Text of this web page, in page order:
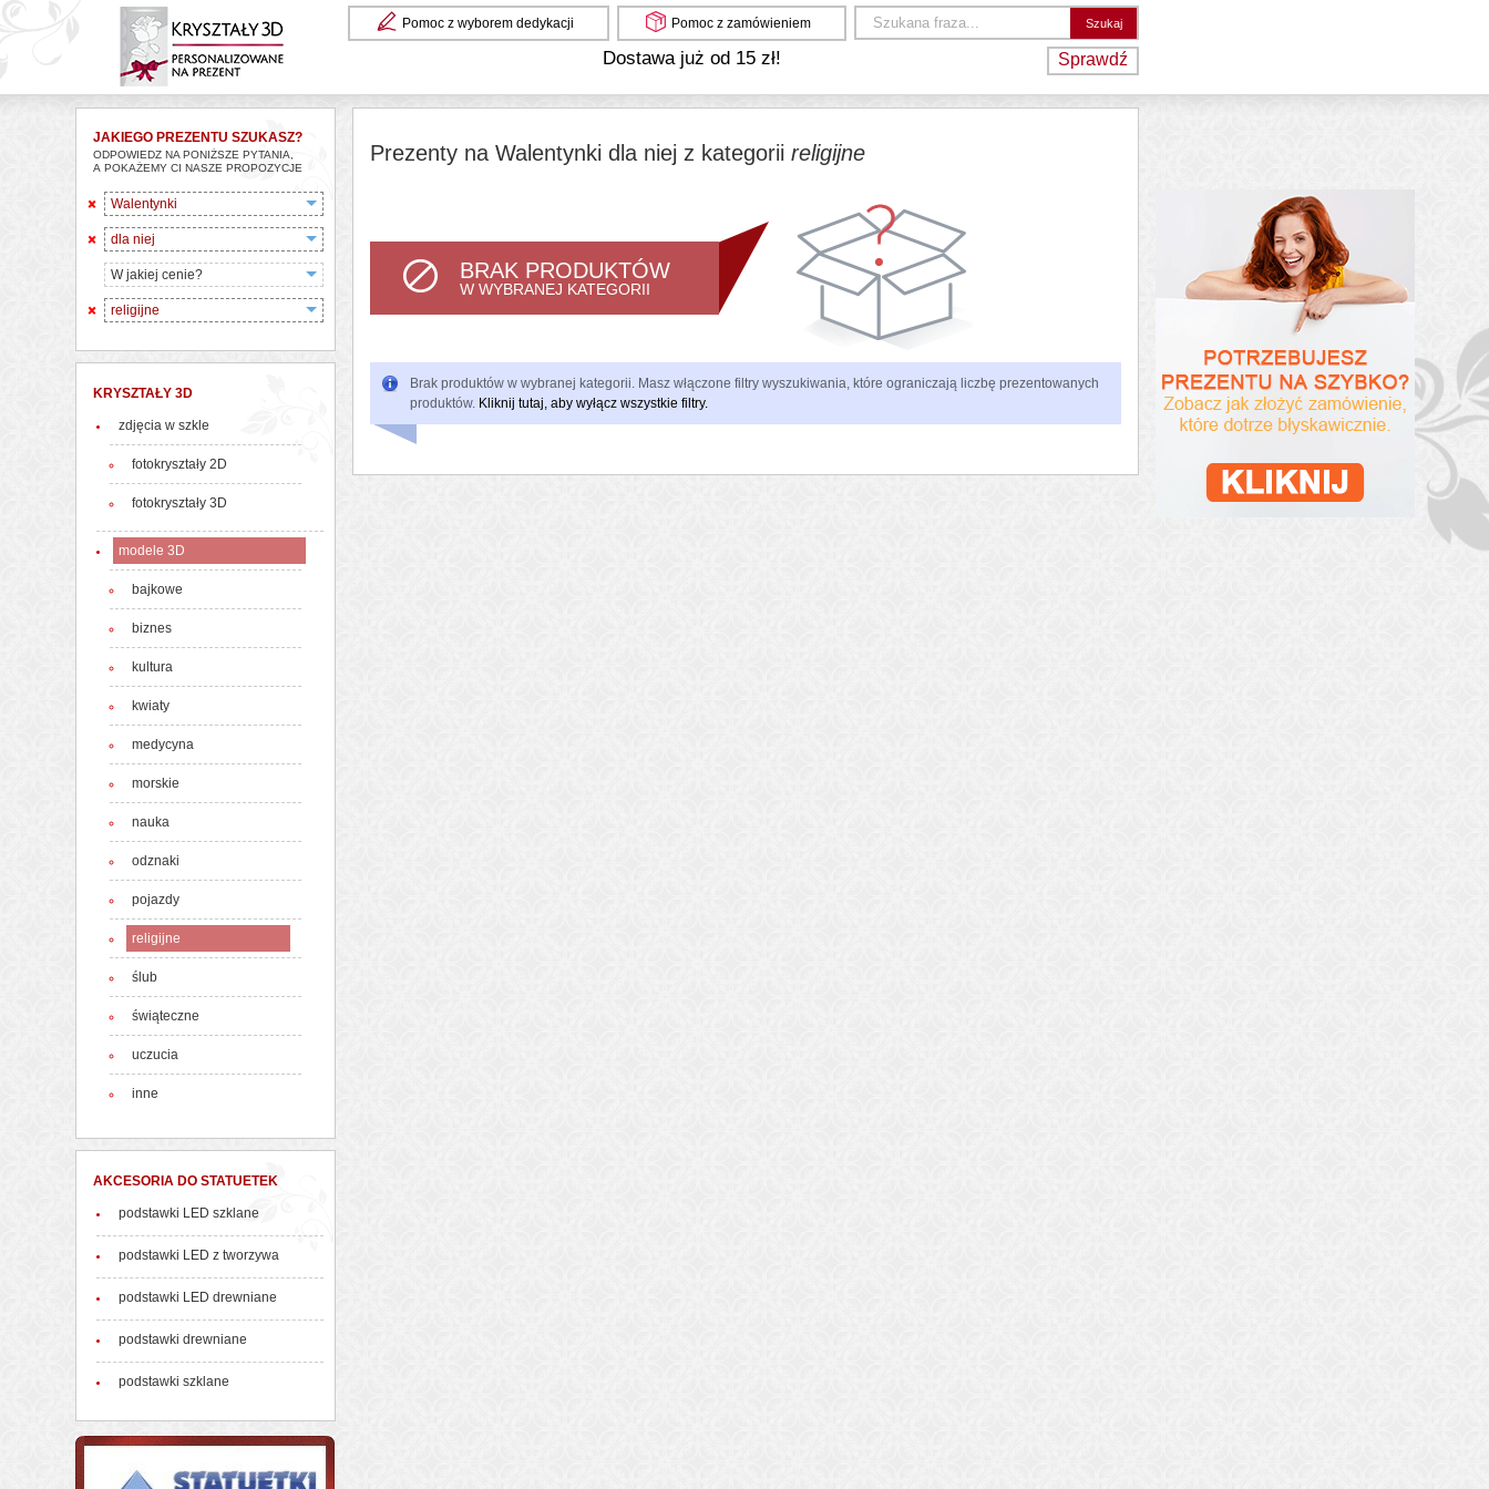
Pomoc z wyborem dedykacji Pomoc z zamówieniem
Dostawa już od 15 zł! Sprawdź
JAKIEGO PREZENTU SZUKASZ?
ODPOWIEDZ NA PONIŻSZE PYTANIA,
A POKAŻEMY CI NASZE PROPOZYCJE
Walentynki
dla niej
W jakiej cenie?
religijne
KRYSZTAŁY 3D
zdjęcia w szkle
fotokryształy 2D
fotokryształy 3D
modele 3D
bajkowe
biznes
kultura
kwiaty
medycyna
morskie
nauka
odznaki
pojazdy
religijne
ślub
świąteczne
uczucia
inne
AKCESORIA DO STATUETEK
podstawki LED szklane
podstawki LED z tworzywa
podstawki LED drewniane
podstawki drewniane
podstawki szklane
Prezenty na Walentynki dla niej z kategorii religijne
BRAK PRODUKTÓW
W WYBRANEJ KATEGORII
Brak produktów w wybranej kategorii. Masz włączone filtry wyszukiwania, które ograniczają liczbę prezentowanych
produktów. Kliknij tutaj, aby wyłącz wszystkie filtry.